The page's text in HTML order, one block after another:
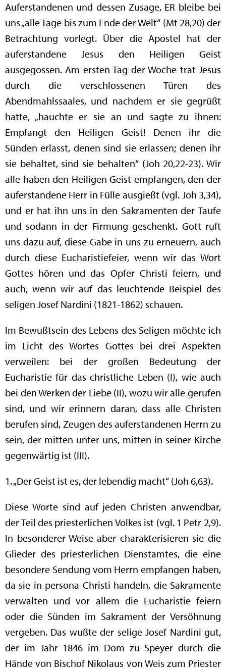
Auferstandenen und dessen Zusage, ER bleibe bei
uns „alle Tage bis zum Ende der Welt“ (Mt 28,20) der
Betrachtung vorlegt. Über die Apostel hat der
auferstandene Jesus den Heiligen Geist
ausgegossen. Am ersten Tag der Woche trat Jesus
durch die verschlossenen Türen des
Abendmahlssaales, und nachdem er sie gegrüßt
hatte, „hauchte er sie an und sagte zu ihnen:
Empfangt den Heiligen Geist! Denen ihr die
Sünden erlasst, denen sind sie erlassen; denen ihr
sie behaltet, sind sie behalten“ (Joh 20,22-23). Wir
alle haben den Heiligen Geist empfangen, den der
auferstandene Herr in Fülle ausgießt (vgl. Joh 3,34),
und er hat ihn uns in den Sakramenten der Taufe
und sodann in der Firmung geschenkt. Gott ruft
uns dazu auf, diese Gabe in uns zu erneuern, auch
durch diese Eucharistiefeier, wenn wir das Wort
Gottes hören und das Opfer Christi feiern, und
auch, wenn wir auf das leuchtende Beispiel des
seligen Josef Nardini (1821-1862) schauen.
Im Bewußtsein des Lebens des Seligen möchte ich
im Licht des Wortes Gottes bei drei Aspekten
verweilen: bei der großen Bedeutung der
Eucharistie für das christliche Leben (I), wie auch
bei den Werken der Liebe (II), wozu wir alle gerufen
sind, und wir erinnern daran, dass alle Christen
berufen sind, Zeugen des auferstandenen Herrn zu
sein, der mitten unter uns, mitten in seiner Kirche
gegenwärtig ist (III).
1. „Der Geist ist es, der lebendig macht“ (Joh 6,63).
Diese Worte sind auf jeden Christen anwendbar,
der Teil des priesterlichen Volkes ist (vgl. 1 Petr 2,9).
In besonderer Weise aber charakterisieren sie die
Glieder des priesterlichen Dienstamtes, die eine
besondere Sendung vom Herrn empfangen haben,
da sie in persona Christi handeln, die Sakramente
verwalten und vor allem die Eucharistie feiern
oder die Sünden im Sakrament der Versöhnung
vergeben. Das wußte der selige Josef Nardini gut,
der im Jahr 1846 im Dom zu Speyer durch die
Hände von Bischof Nikolaus von Weis zum Priester